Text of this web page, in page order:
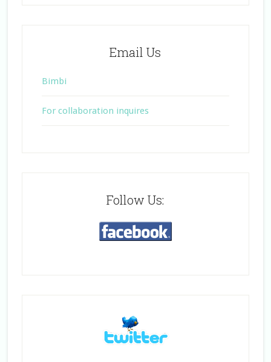
Email Us
Bimbi
For collaboration inquires
Follow Us: